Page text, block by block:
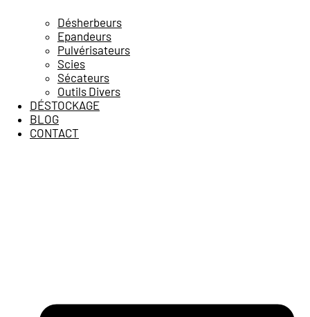
Désherbeurs
Epandeurs
Pulvérisateurs
Scies
Sécateurs
Outils Divers
DÉSTOCKAGE
BLOG
CONTACT